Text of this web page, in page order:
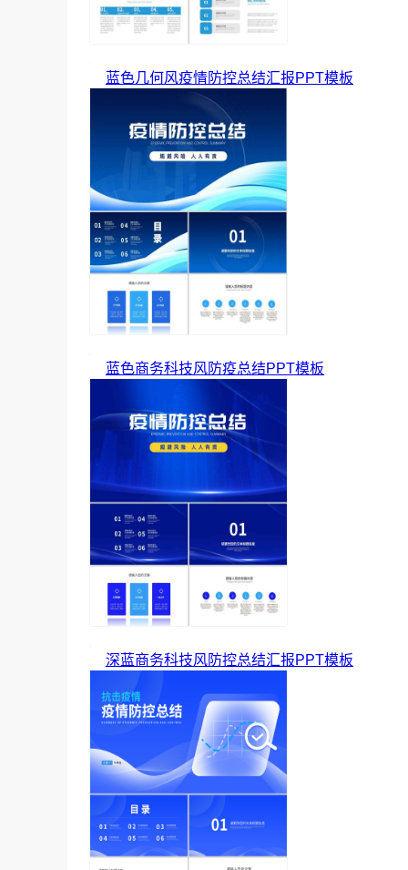
蓝色几何风疫情防控总结汇报PPT模板
蓝色商务科技风防疫总结PPT模板
深蓝商务科技风防控总结汇报PPT模板